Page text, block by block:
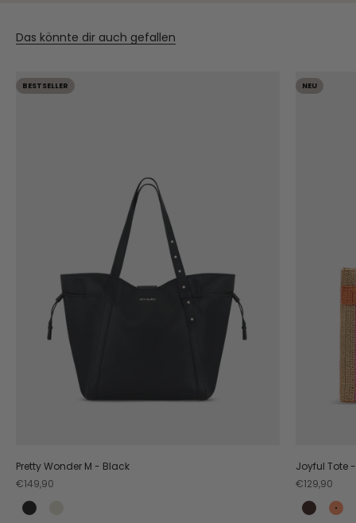
Das könnte dir auch gefallen
BESTSELLER
Pretty Wonder M - Black
Angebot
€149,90
Black
NEU
Joyful Tote
Angebot
€129,90
Coffee